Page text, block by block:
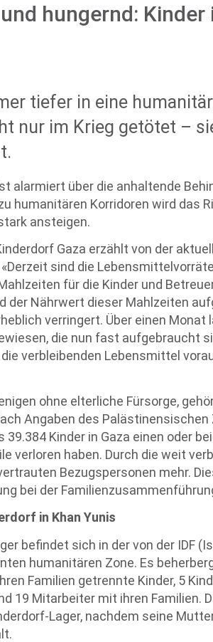
hungernd: Kinder
tiefer in eine
nur im Krieg getötet –
alarmiert über die anhaltende
humanitären Korridoren wird das
ansteigen.
Gaza erzählt von der
sind die
für die Kinder und
der Nährwert dieser Mahlzeiten
verringert. Über einen
die nun fast aufgebraucht
verbleibenden Lebensmittel
ohne elterliche Fürsorge,
Angaben des
Kinder in Gaza einen oder
verloren haben. Durch die weit
Bezugspersonen mehr.
bei der
in Khan Yunis
befindet sich in der von der IDF
humanitären Zone. Es
Familien getrennte Kinder, 5
19 Mitarbeiter mit ihren Familien.
Lager, nachdem seine